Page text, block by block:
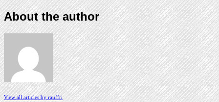
About the author
View all articles by rauffri